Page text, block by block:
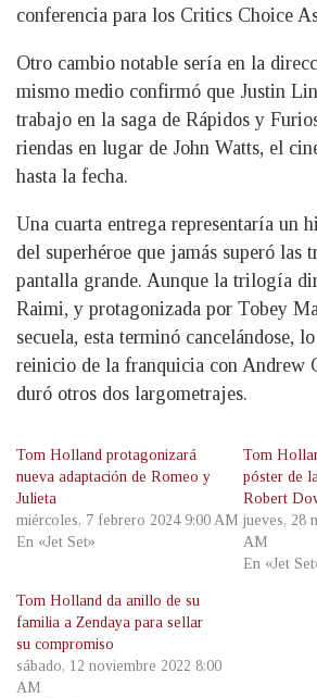
conferencia para los Critics Choice
Otro cambio notable sería en la
mismo medio confirmó que Justin
trabajo en la saga de Rápidos y
riendas en lugar de John Watts, el
hasta la fecha.
Una cuarta entrega representaría un
del superhéroe que jamás superó las
pantalla grande. Aunque la trilogía
Raimi, y protagonizada por Tobey
secuela, esta terminó cancelándose,
reinicio de la franquicia con Andrew
duró otros dos largometrajes.
Tom Holland protagonizará
nueva adaptación de Romeo y
Julieta
miércoles, 7 febrero 2024 9:00 AM
En «Jet Set»
Tom
póster de
Robert
jueves, 28
AM
En «Jet
Tom Holland da anillo de su
familia a Zendaya para sellar
su compromiso
sábado, 12 noviembre 2022 8:00
AM